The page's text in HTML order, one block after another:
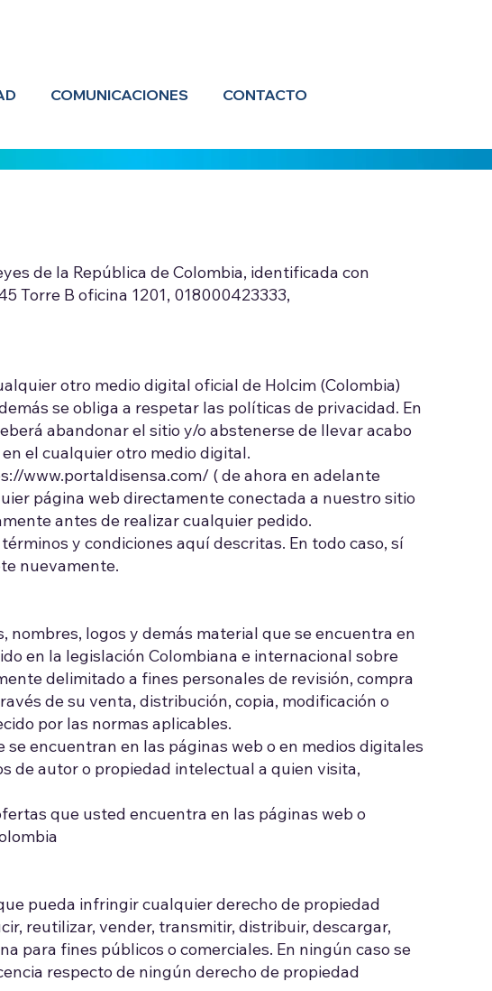
COMUNICACIONES CONTACTO
de la República de Colombia, identificada con
Torre B oficina 1201, 018000423333,
otro medio digital oficial de Holcim (Colombia)
se obliga a respetar las políticas de privacidad. En
abandonar el sitio y/o abstenerse de llevar acabo
el cualquier otro medio digital.
www.portaldisensa.com/ ( de ahora en adelante
página web directamente conectada a nuestro sitio
antes de realizar cualquier pedido.
y condiciones aquí descritas. En todo caso, sí
nuevamente.
nombres, logos y demás material que se encuentra en
en la legislación Colombiana e internacional sobre
delimitado a fines personales de revisión, compra
de su venta, distribución, copia, modificación o
por las normas aplicables.
encuentran en las páginas web o en medios digitales
de autor o propiedad intelectual a quien visita,
que usted encuentra en las páginas web o
pueda infringir cualquier derecho de propiedad
reutilizar, vender, transmitir, distribuir, descargar,
para fines públicos o comerciales. En ningún caso se
respecto de ningún derecho de propiedad